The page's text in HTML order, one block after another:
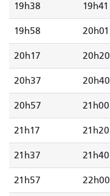
19h38 19h41
19h58 20h01
20h17 20h20
20h37 20h40
20h57 21h00
21h17 21h20
21h37 21h40
21h57 22h00